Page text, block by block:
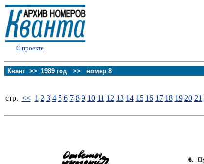
О проекте
Квант >> 1989 год >> номер 8
стp. << 1 2 3 4 5 6 7 8 9 10 11 12 13 14 15 16 17 18 19 20 21